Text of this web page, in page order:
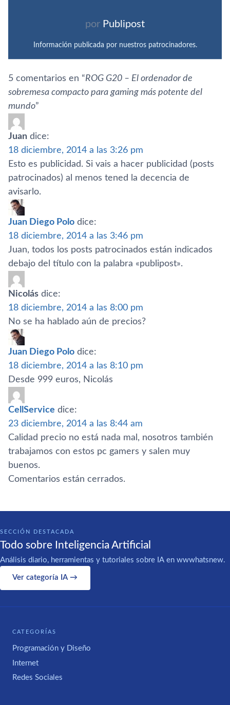
por Publipost
Información publicada por nuestros patrocinadores.
5 comentarios en “ROG G20 – El ordenador de
sobremesa compacto para gaming más potente del
mundo”
Juan dice:
18 diciembre, 2014 a las 3:26 pm
Esto es publicidad. Si vais a hacer publicidad (posts
patrocinados) al menos tened la decencia de
avisarlo.
Juan Diego Polo dice:
18 diciembre, 2014 a las 3:46 pm
Juan, todos los posts patrocinados están indicados
debajo del tí­tulo con la palabra «publipost».
Nicolás dice:
18 diciembre, 2014 a las 8:00 pm
No se ha hablado aún de precios?
Juan Diego Polo dice:
18 diciembre, 2014 a las 8:10 pm
Desde 999 euros, Nicolás
CellService dice:
23 diciembre, 2014 a las 8:44 am
Calidad precio no está nada mal, nosotros también
trabajamos con estos pc gamers y salen muy
buenos.
Comentarios están cerrados.
SECCIÓN DESTACADA
Todo sobre Inteligencia Artificial
Análisis diario, herramientas y tutoriales sobre IA en wwwhatsnew.
Ver categoría IA →
CATEGORÍAS
Programación y Diseño
Internet
Redes Sociales